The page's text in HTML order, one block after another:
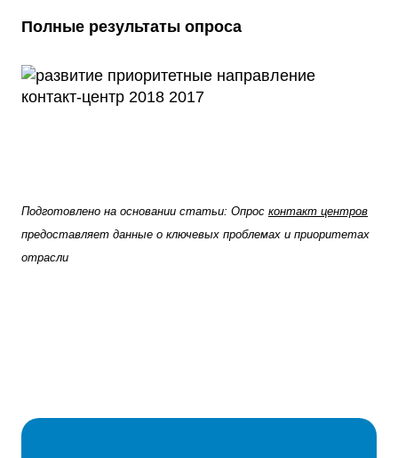
Полные результаты опроса
Подготовлено на основании статьи: Опрос контакт центров
предоставляет данные о ключевых проблемах и приоритетах
отрасли